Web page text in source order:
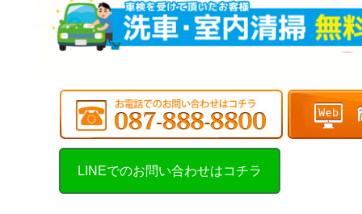
LINEでのお問い合わせはコチラ